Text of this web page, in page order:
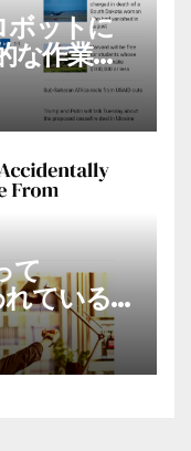
ボットに
な作業を
ン パブ
よび
て
ている
にユーザ